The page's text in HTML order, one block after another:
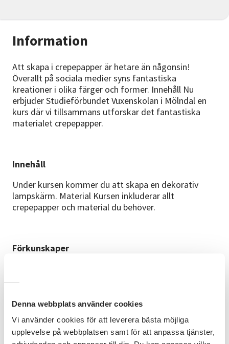
Denna webbplats använder cookies
Vi använder cookies för att leverera bästa möjliga
upplevelse på webbplatsen samt för att anpassa tjänster,
Information
Att skapa i crepepapper är hetare än någonsin!
Överallt på sociala medier syns fantastiska
kreationer i olika färger och former. Innehåll Nu
erbjuder Studieförbundet Vuxenskolan i Mölndal en
kurs där vi tillsammans utforskar det fantastiska
materialet crepepapper.
Innehåll
Under kursen kommer du att skapa en dekorativ
lampskärm. Material Kursen inkluderar allt
crepepapper och material du behöver.
Förkunskaper
Plats
Studieförbundet Vuxenskolan Mölndal, Pixbovägen 5.